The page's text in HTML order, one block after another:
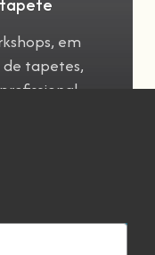
em
de tapetes,